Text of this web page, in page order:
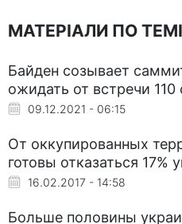
МАТЕРІАЛИ ПО ТЕМІ
Байден созывает
ожидать от встречи 110
09.12.2021 - 06:15
От оккупированных
готовы отказаться 17%
16.02.2017 - 14:58
Больше половины